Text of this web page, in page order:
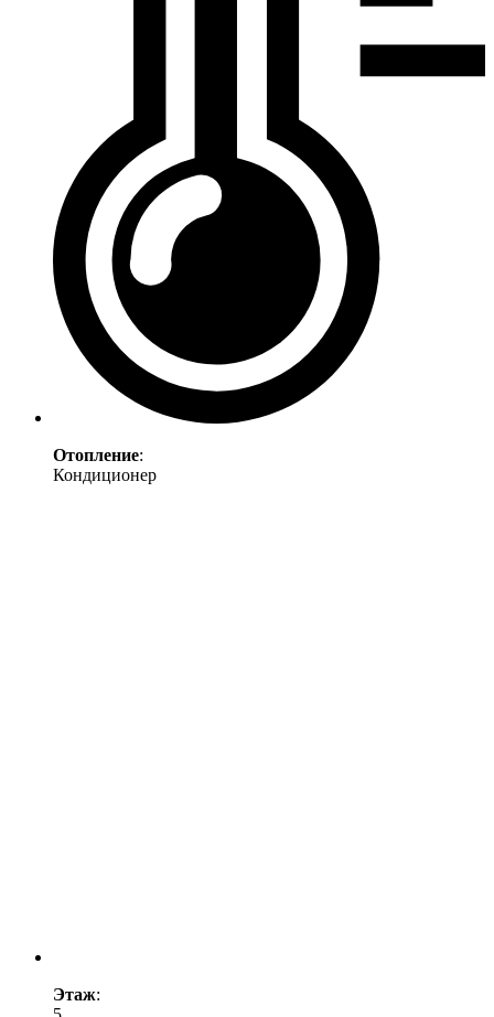
Отопление:
Кондиционер
Этаж: